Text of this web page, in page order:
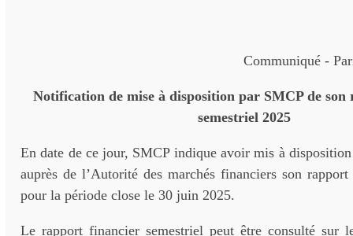
Communiqué -
Notification de mise à disposition par SMCP de
semestriel 2025
En date de ce jour, SMCP indique avoir mis à
auprès de l’Autorité des marchés financiers son
pour la période close le 30 juin 2025.
Le rapport financier semestriel peut être consulté sur